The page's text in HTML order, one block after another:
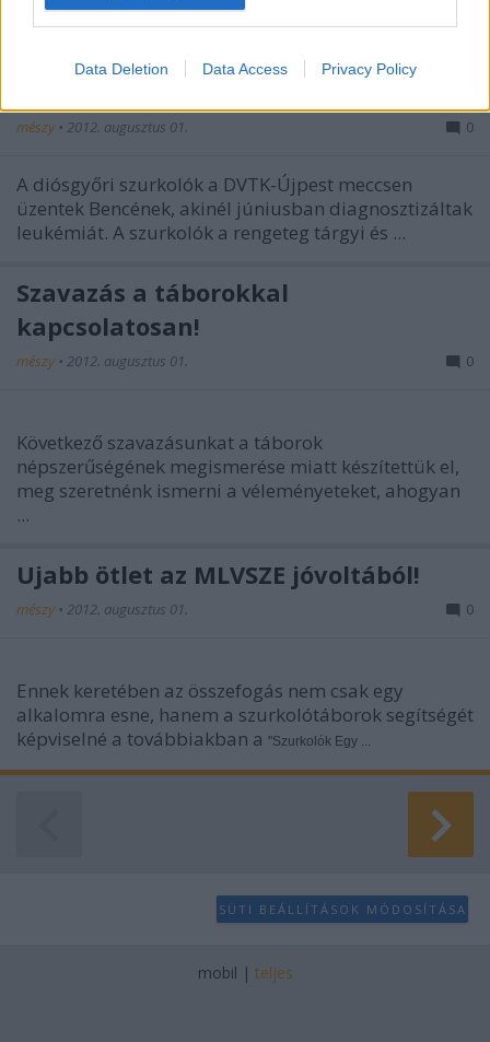
Data Deletion Data Access Privacy Policy
meccs időpontjára a Bajtársak csoport és a DVTK
Fórumfoci Team csapata gyűjtést szervezett a ...
mészy • 2012. augusztus 01. 0
A diósgyőri szurkolók a DVTK-Újpest meccsen
üzentek Bencének, akinél júniusban diagnosztizáltak
leukémiát. A szurkolók a rengeteg tárgyi és ...
Szavazás a táborokkal
kapcsolatosan!
mészy • 2012. augusztus 01. 0
Következő szavazásunkat a táborok
népszerűségének megismerése miatt készítettük el,
meg szeretnénk ismerni a véleményeteket, ahogyan
...
Újabb ötlet az MLVSZE jóvoltából!
mészy • 2012. augusztus 01. 0
Ennek keretében az összefogás nem csak egy
alkalomra esne, hanem a szurkolótáborok segítségét
képviselné a továbbiakban a "Szurkolók Egy ...
SÜTI BEÁLLÍTÁSOK MÓDOSÍTÁSA
mobil | teljes